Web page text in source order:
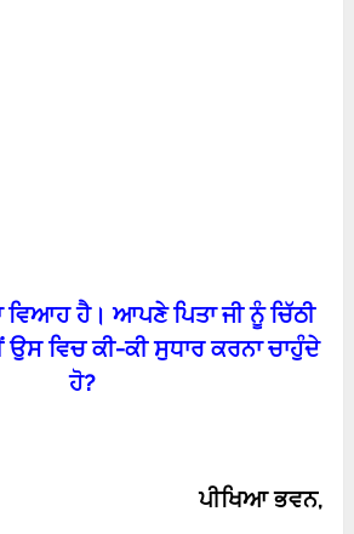
ਵਿਆਹ ਹੈ। ਆਪਣੇ ਪਿਤਾ ਜੀ ਨੂੰ ਚਿੱਠੀ
ਉਸ ਵਿਚ ਕੀ-ਕੀ ਸੁਧਾਰ ਕਰਨਾ ਚਾਹੁੰਦੇ
ਹੋ?
ਪੀਖਿਆ ਭਵਨ,